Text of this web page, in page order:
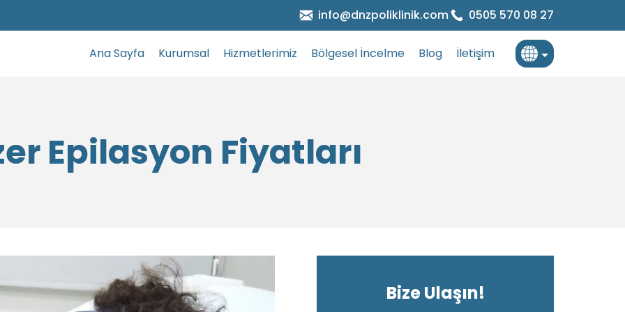
info@dnzpoliklinik.com 0505 570 08 27
Ana Sayfa Kurumsal Hizmetlerimiz Bölgesel İncelme Blog İletişim
Epilasyon Fiyatları
Bize Ulaşın!